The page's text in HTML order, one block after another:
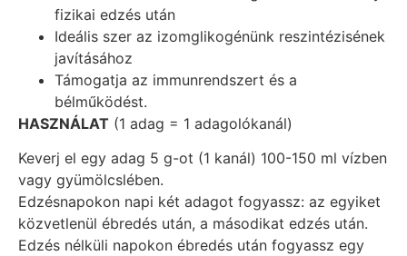
fizikai edzés után
Ideális szer az izomglikogénünk reszintézisének
javításához
Támogatja az immunrendszert és a
bélműködést.
HASZNÁLAT (1 adag = 1 adagolókanál)
Keverj el egy adag 5 g-ot (1 kanál) 100-150 ml vízben
vagy gyümölcslében.
Edzésnapokon napi két adagot fogyassz: az egyiket
közvetlenül ébredés után, a másodikat edzés után.
Edzés nélküli napokon ébredés után fogyassz egy